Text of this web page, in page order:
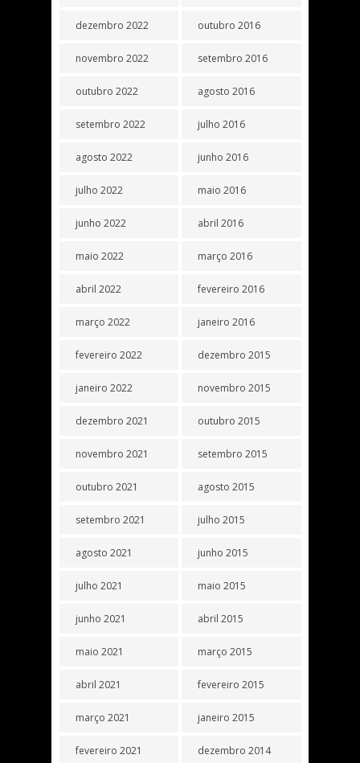
dezembro 2022
novembro 2022
outubro 2022
setembro 2022
agosto 2022
julho 2022
junho 2022
maio 2022
abril 2022
março 2022
fevereiro 2022
janeiro 2022
dezembro 2021
novembro 2021
outubro 2021
setembro 2021
agosto 2021
julho 2021
junho 2021
maio 2021
abril 2021
março 2021
fevereiro 2021
outubro 2016
setembro 2016
agosto 2016
julho 2016
junho 2016
maio 2016
abril 2016
março 2016
fevereiro 2016
janeiro 2016
dezembro 2015
novembro 2015
outubro 2015
setembro 2015
agosto 2015
julho 2015
junho 2015
maio 2015
abril 2015
março 2015
fevereiro 2015
janeiro 2015
dezembro 2014